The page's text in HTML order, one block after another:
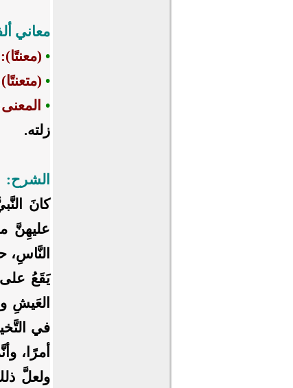
معاني
• (معنتًا):
•
•
زلته.
الشرح:
كانَ
عليهِنَّ
النَّاسِ،
يَقَعُ
العَيشِ
في
أمرًا،
ولعلَّ